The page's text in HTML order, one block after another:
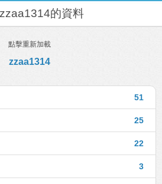
zzaa1314的資料
點擊重新加載
zzaa1314
51
25
22
3